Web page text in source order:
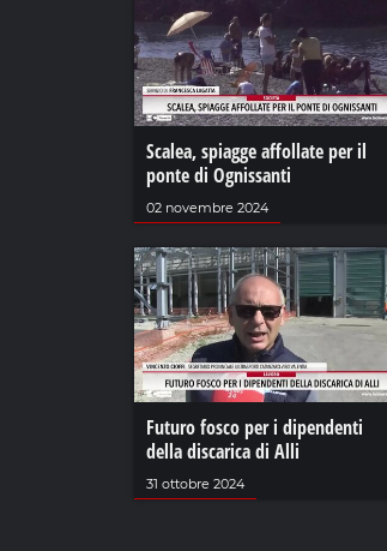
Scalea, spiagge affollate per il
ponte di Ognissanti
02 novembre 2024
Futuro fosco per i dipendenti
della discarica di Alli
31 ottobre 2024